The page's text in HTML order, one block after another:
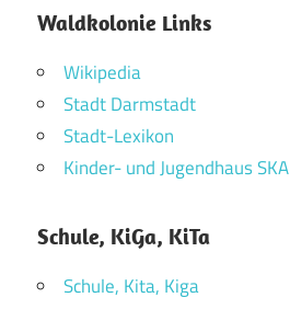
Waldkolonie Links
Wikipedia
Stadt Darmstadt
Stadt-Lexikon
Kinder- und Jugendhaus SKA
Schule, KiGa, KiTa
Schule, Kita, Kiga